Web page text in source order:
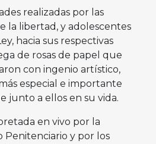
realizadas por las
la libertad, y adolescentes
hacia sus respectivas
de rosas de papel que
con ingenio artístico,
especial e importante
junto a ellos en su vida.
en vivo por la
Penitenciario y por los